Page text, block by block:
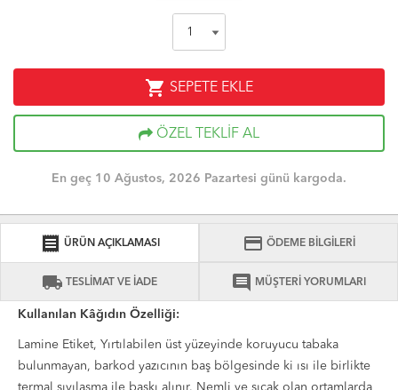
shopping_cart SEPETE EKLE
ÖZEL TEKLİF AL
En geç 10 Ağustos, 2026 Pazartesi günü kargoda.
receipt ÜRÜN AÇIKLAMASI credit_card ÖDEME BİLGİLERİ
local_shipping TESLİMAT VE İADE comment MÜŞTERİ YORUMLARI
Kullanılan Kâğıdın Özelliği:
Lamine Etiket, Yırtılabilen üst yüzeyinde koruyucu tabaka
bulunmayan, barkod yazıcının baş bölgesinde ki ısı ile birlikte
termal sıvılaşma ile baskı alınır. Nemli ve sıcak olan ortamlarda